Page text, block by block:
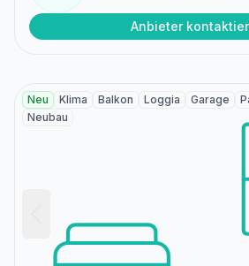
Anbieter
Neu Klima Balkon Loggia Garage
Neubau